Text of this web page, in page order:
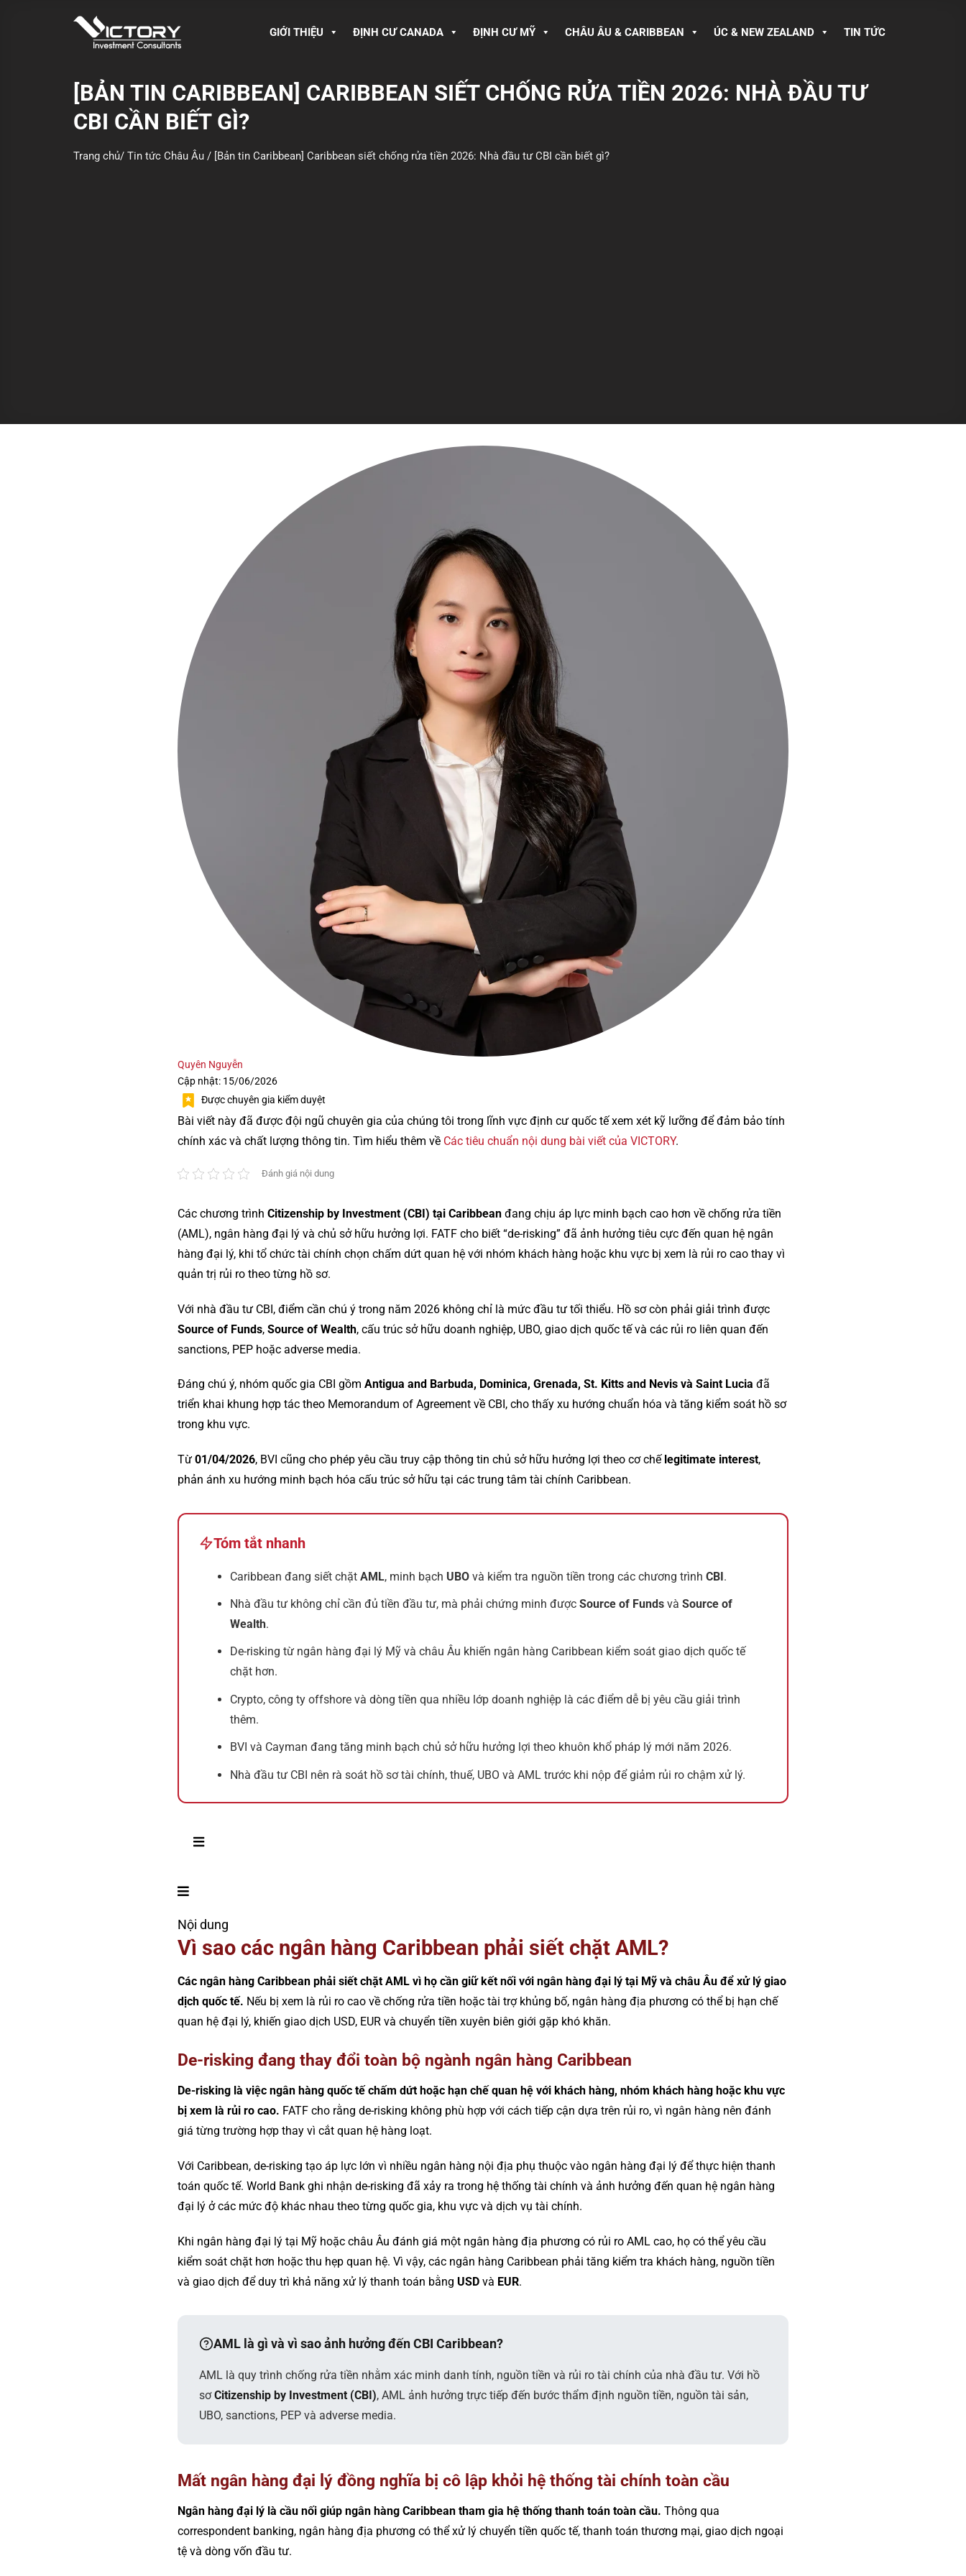
GIỚI THIỆU ĐỊNH CƯ CANADA ĐỊNH CƯ MỸ CHÂU ÂU & CARIBBEAN ÚC & NEW ZEALAND TIN TỨC
[BẢN TIN CARIBBEAN] CARIBBEAN SIẾT CHỐNG RỬA TIỀN 2026: NHÀ ĐẦU TƯ
CBI CẦN BIẾT GÌ?
Trang chủ/ Tin tức Châu Âu / [Bản tin Caribbean] Caribbean siết chống rửa tiền 2026: Nhà đầu tư CBI cần biết gì?
Quyên Nguyễn
Cập nhật: 15/06/2026
Được chuyên gia kiểm duyệt
Bài viết này đã được đội ngũ chuyên gia của chúng tôi trong lĩnh vực định cư quốc tế xem xét kỹ lưỡng để đảm bảo tính
chính xác và chất lượng thông tin. Tìm hiểu thêm về Các tiêu chuẩn nội dung bài viết của VICTORY.
Đánh giá nội dung
Các chương trình Citizenship by Investment (CBI) tại Caribbean đang chịu áp lực minh bạch cao hơn về chống rửa tiền
(AML), ngân hàng đại lý và chủ sở hữu hưởng lợi. FATF cho biết “de-risking” đã ảnh hưởng tiêu cực đến quan hệ ngân
hàng đại lý, khi tổ chức tài chính chọn chấm dứt quan hệ với nhóm khách hàng hoặc khu vực bị xem là rủi ro cao thay vì
quản trị rủi ro theo từng hồ sơ.
Với nhà đầu tư CBI, điểm cần chú ý trong năm 2026 không chỉ là mức đầu tư tối thiểu. Hồ sơ còn phải giải trình được
Source of Funds, Source of Wealth, cấu trúc sở hữu doanh nghiệp, UBO, giao dịch quốc tế và các rủi ro liên quan đến
sanctions, PEP hoặc adverse media.
Đáng chú ý, nhóm quốc gia CBI gồm Antigua and Barbuda, Dominica, Grenada, St. Kitts and Nevis và Saint Lucia đã
triển khai khung hợp tác theo Memorandum of Agreement về CBI, cho thấy xu hướng chuẩn hóa và tăng kiểm soát hồ sơ
trong khu vực.
Từ 01/04/2026, BVI cũng cho phép yêu cầu truy cập thông tin chủ sở hữu hưởng lợi theo cơ chế legitimate interest,
phản ánh xu hướng minh bạch hóa cấu trúc sở hữu tại các trung tâm tài chính Caribbean.
Tóm tắt nhanh
Caribbean đang siết chặt AML, minh bạch UBOvà kiểm tra nguồn tiền trong các chương trình CBI.
Nhà đầu tư không chỉ cần đủ tiền đầu tư, mà phải chứng minh được Source of Fundsvà Source of
Wealth.
De-risking từ ngân hàng đại lý Mỹ và châu Âu khiến ngân hàng Caribbean kiểm soát giao dịch quốc tế
chặt hơn.
Crypto, công ty offshore và dòng tiền qua nhiều lớp doanh nghiệp là các điểm dễ bị yêu cầu giải trình
thêm.
BVI và Cayman đang tăng minh bạch chủ sở hữu hưởng lợi theo khuôn khổ pháp lý mới năm 2026.
Nhà đầu tư CBI nên rà soát hồ sơ tài chính, thuế, UBO và AML trước khi nộp để giảm rủi ro chậm xử lý.
Nội dung
Vì sao các ngân hàng Caribbean phải siết chặt AML?
Các ngân hàng Caribbean phải siết chặt AML vì họ cần giữ kết nối với ngân hàng đại lý tại Mỹ và châu Âu để xử lý giao
dịch quốc tế. Nếu bị xem là rủi ro cao về chống rửa tiền hoặc tài trợ khủng bố, ngân hàng địa phương có thể bị hạn chế
quan hệ đại lý, khiến giao dịch USD, EUR và chuyển tiền xuyên biên giới gặp khó khăn.
De-risking đang thay đổi toàn bộ ngành ngân hàng Caribbean
De-risking là việc ngân hàng quốc tế chấm dứt hoặc hạn chế quan hệ với khách hàng, nhóm khách hàng hoặc khu vực
bị xem là rủi ro cao. FATF cho rằng de-risking không phù hợp với cách tiếp cận dựa trên rủi ro, vì ngân hàng nên đánh
giá từng trường hợp thay vì cắt quan hệ hàng loạt.
Với Caribbean, de-risking tạo áp lực lớn vì nhiều ngân hàng nội địa phụ thuộc vào ngân hàng đại lý để thực hiện thanh
toán quốc tế. World Bank ghi nhận de-risking đã xảy ra trong hệ thống tài chính và ảnh hưởng đến quan hệ ngân hàng
đại lý ở các mức độ khác nhau theo từng quốc gia, khu vực và dịch vụ tài chính.
Khi ngân hàng đại lý tại Mỹ hoặc châu Âu đánh giá một ngân hàng địa phương có rủi ro AML cao, họ có thể yêu cầu
kiểm soát chặt hơn hoặc thu hẹp quan hệ. Vì vậy, các ngân hàng Caribbean phải tăng kiểm tra khách hàng, nguồn tiền
và giao dịch để duy trì khả năng xử lý thanh toán bằng USD và EUR.
AML là gì và vì sao ảnh hưởng đến CBI Caribbean?
AML là quy trình chống rửa tiền nhằm xác minh danh tính, nguồn tiền và rủi ro tài chính của nhà đầu tư. Với hồ
sơCitizenship by Investment (CBI), AML ảnh hưởng trực tiếp đến bước thẩm định nguồn tiền, nguồn tài sản,
UBO, sanctions, PEP và adverse media.
Mất ngân hàng đại lý đồng nghĩa bị cô lập khỏi hệ thống tài chính toàn cầu
Ngân hàng đại lý là cầu nối giúp ngân hàng Caribbean tham gia hệ thống thanh toán toàn cầu. Thông qua
correspondent banking, ngân hàng địa phương có thể xử lý chuyển tiền quốc tế, thanh toán thương mại, giao dịch ngoại
tệ và dòng vốn đầu tư.